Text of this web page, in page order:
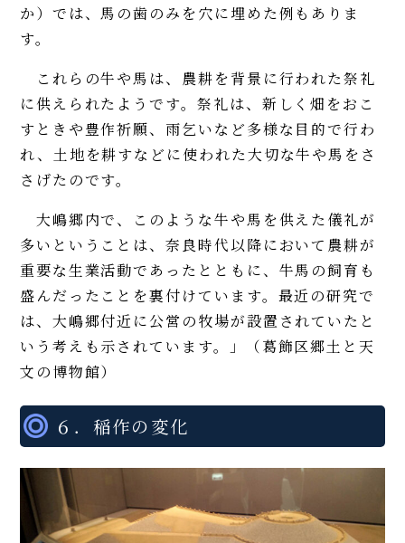
か）では、馬の歯のみを穴に埋めた例もありま
す。
これらの牛や馬は、農耕を背景に行われた祭礼
に供えられたようです。祭礼は、新しく畑をおこ
すときや豊作祈願、雨乞いなど多様な目的で行わ
れ、土地を耕すなどに使われた大切な牛や馬をさ
さげたのです。
大嶋郷内で、このような牛や馬を供えた儀礼が
多いということは、奈良時代以降において農耕が
重要な生業活動であったとともに、牛馬の飼育も
盛んだったことを裏付けています。最近の研究で
は、大嶋郷付近に公営の牧場が設置されていたと
いう考えも示されています。」（葛飾区郷土と天
文の博物館）
６．稲作の変化